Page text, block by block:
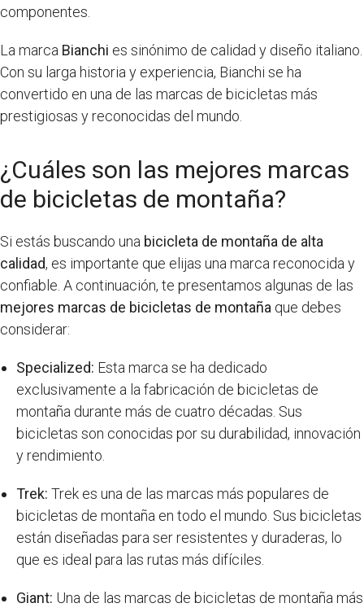
componentes.
La marca Bianchi es sinónimo de calidad y diseño italiano.
Con su larga historia y experiencia, Bianchi se ha
convertido en una de las marcas de bicicletas más
prestigiosas y reconocidas del mundo.
¿Cuáles son las mejores marcas
de bicicletas de montaña?
Si estás buscando una bicicleta de montaña de alta
calidad, es importante que elijas una marca reconocida y
confiable. A continuación, te presentamos algunas de las
mejores marcas de bicicletas de montaña que debes
considerar:
Specialized: Esta marca se ha dedicado
exclusivamente a la fabricación de bicicletas de
montaña durante más de cuatro décadas. Sus
bicicletas son conocidas por su durabilidad, innovación
y rendimiento.
Trek: Trek es una de las marcas más populares de
bicicletas de montaña en todo el mundo. Sus bicicletas
están diseñadas para ser resistentes y duraderas, lo
que es ideal para las rutas más difíciles.
Giant: Una de las marcas de bicicletas de montaña más